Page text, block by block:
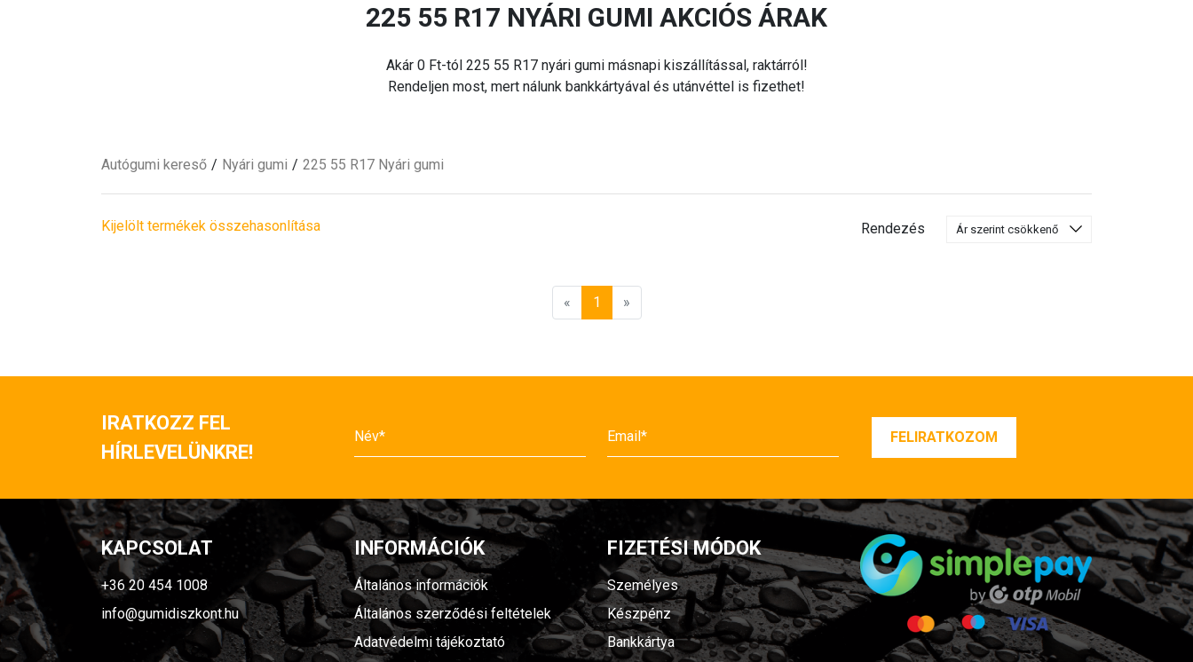
225 55 R17 NYÁRI GUMI AKCIÓS ÁRAK
Akár 0 Ft-tól 225 55 R17 nyári gumi másnapi kiszállítással, raktárról!
Rendeljen most, mert nálunk bankkártyával és utánvéttel is fizethet!
Autógumi kereső Nyári gumi 225 55 R17 Nyári gumi
Kijelölt termékek összehasonlítása Rendezés
« 1 »
IRATKOZZ FEL
HÍRLEVELÜNKRE!
KAPCSOLAT
+36 20 454 1008
info@gumidiszkont.hu
INFORMÁCIÓK
Általános információk
Általános szerződési feltételek
Adatvédelmi tájékoztató
FIZETÉSI MÓDOK
Személyes
Készpénz
Bankkártya